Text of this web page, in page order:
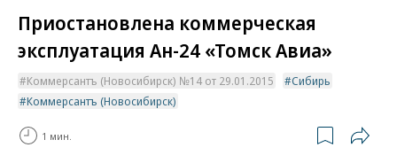
Приостановлена коммерческая
эксплуатация Ан-24 «Томск Авиа»
Коммерсантъ (Новосибирск) №14 от 29.01.2015
Сибирь
Коммерсантъ (Новосибирск)
1 мин.